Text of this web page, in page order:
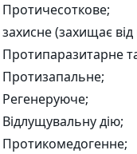
Протичесоткове;
захисне (захищає
Протипаразитарне
Протизапальне;
Регенеруюче;
Відлущувальну дію;
Протикомедогенне;